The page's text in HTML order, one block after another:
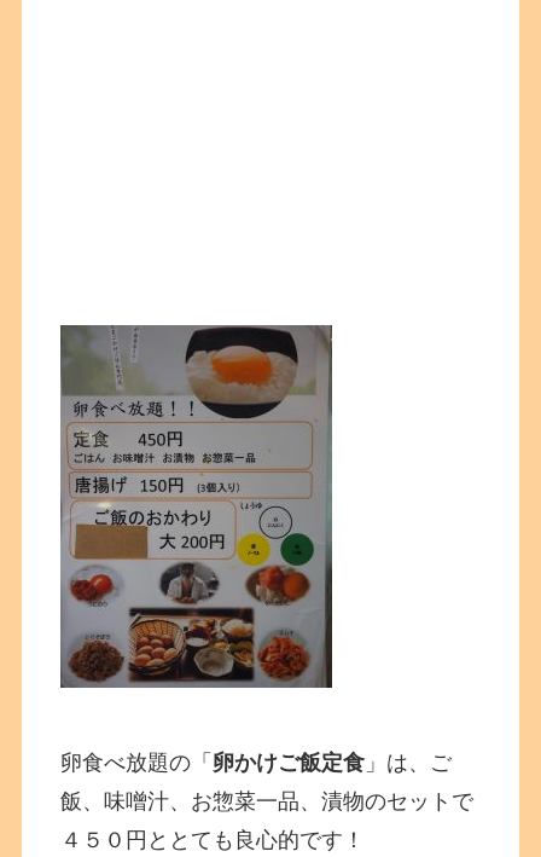
卵食べ放題の「 卵かけご飯定食 」は、ご
飯、味噌汁、お惣菜一品、漬物のセットで
４５０円ととても良心的です！